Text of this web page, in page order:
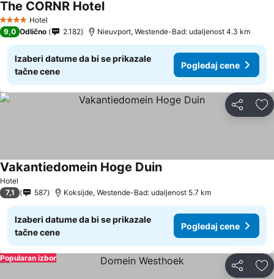
4 ZvezdiceHotel
The CORNR Hotel
9,0 Odlično 2.182 Nieuvport, Westende-Bad: udaljenost 4.3 km
Izaberi datume da bi se prikazale
tačne cene
Pogledaj cene
Deli
Hotel
Vakantiedomein Hoge Duin
7,1 587 Koksijde, Westende-Bad: udaljenost 5.7 km
Izaberi datume da bi se prikazale
tačne cene
Pogledaj cene
Deli
Popularan izbor